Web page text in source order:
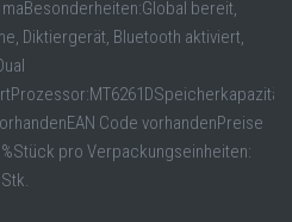
bereit,
Diktiergerät, Bluetooth aktiviert,
Code vorhandenPreise
pro Verpackungseinheiten: